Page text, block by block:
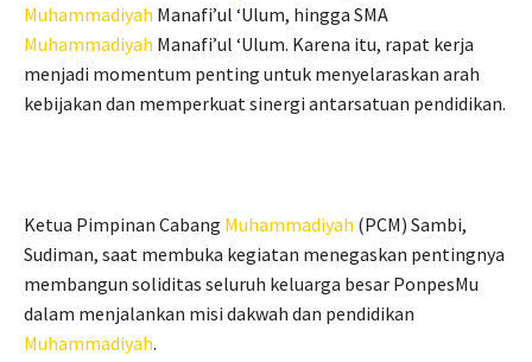
Muhammadiyah Manafi’ul ‘Ulum, hingga SMA
Muhammadiyah Manafi’ul ‘Ulum. Karena itu, rapat kerja
menjadi momentum penting untuk menyelaraskan arah
kebijakan dan memperkuat sinergi antarsatuan pendidikan.
Ketua Pimpinan Cabang Muhammadiyah (PCM) Sambi,
Sudiman, saat membuka kegiatan menegaskan pentingnya
membangun soliditas seluruh keluarga besar PonpesMu
dalam menjalankan misi dakwah dan pendidikan
Muhammadiyah.